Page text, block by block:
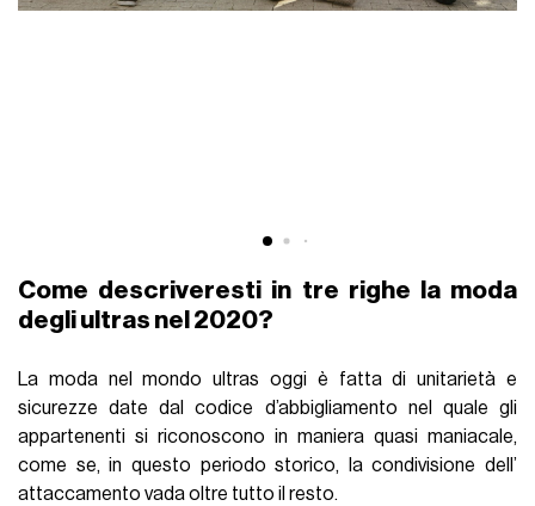
Come descriveresti in tre righe la moda
degli ultras nel 2020?
La moda nel mondo ultras oggi è fatta di unitarietà e
sicurezze date dal codice d’abbigliamento nel quale gli
appartenenti si riconoscono in maniera quasi maniacale,
come se, in questo periodo storico, la condivisione dell’
attaccamento vada oltre tutto il resto.